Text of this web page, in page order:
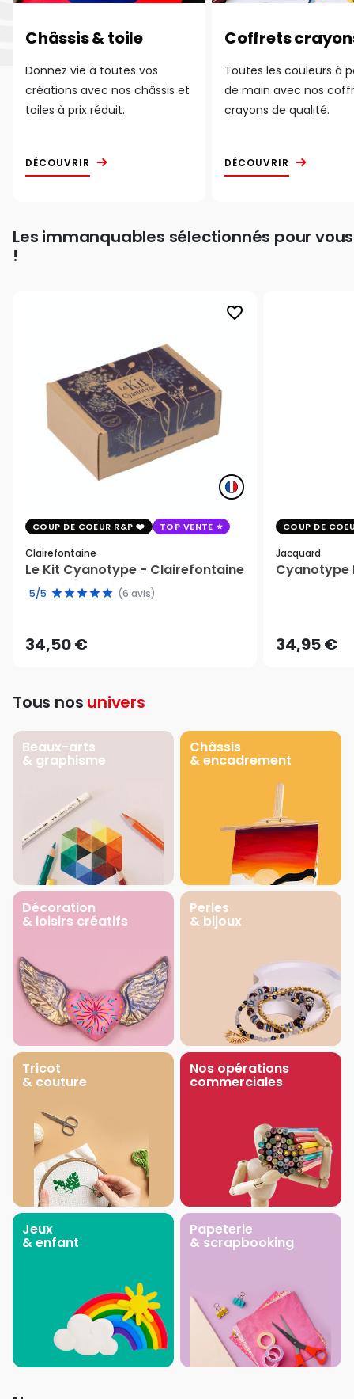
Châssis & toile
Donnez vie à toutes vos
créations avec nos châssis et
toiles à prix réduit.
DÉCOUVRIR
Coffrets
Toutes les couleurs à
de main avec nos
crayons de qualité.
DÉCOUVRIR
Les immanquables sélectionnés pour vous
!
favorite_border
COUP DE COEUR R&P TOP VENTE
Clairefontaine
Le Kit Cyanotype - Clairefontaine
5/5 (6 avis)
34,50 €
COUP DE
Jacquard
Cyanotype
34,95 €
Tous nos univers
Beaux-arts
& graphisme
Châssis
& encadrement
Décoration
& loisirs créatifs
Perles
& bijoux
Tricot
& couture
Nos opérations
commerciales
Jeux
& enfant
Papeterie
& scrapbooking